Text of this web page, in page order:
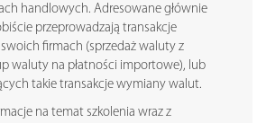
handlowych. Adresowane głównie
przeprowadzają transakcje
firmach (sprzedaż waluty z
waluty na płatności importowe), lub
takie transakcje wymiany walut.
na temat szkolenia wraz z